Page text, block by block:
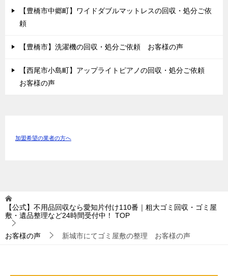
【豊橋市中郷町】ワイドダブルマットレスの回収・処分ご依
頼
【豊橋市】洗濯機の回収・処分ご依頼 お客様の声
【西尾市小島町】アップライトピアノの回収・処分ご依頼
お客様の声
加盟希望の業者の方へ
【公式】不用品回収なら愛知片付け110番｜粗大ゴミ回収・ゴミ屋
敷・遺品整理など24時間受付中！
TOP
お客様の声 新城市にてゴミ屋敷の整理 お客様の声